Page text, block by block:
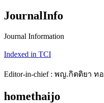
JournalInfo
Journal Information
Indexed in TCI
Editor-in-chief : พญ.กิตติยา ท
homethaijo